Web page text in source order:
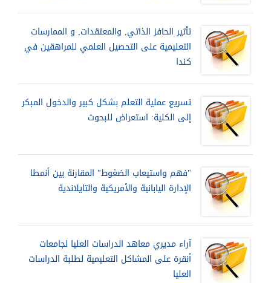
تأثير الحافز الذاتي, والمعتقدات, و الممارسات
التعليمية على التحصيل العلمي للمراهقين في
كندا
تسريع عملية التعلم بشكل كبير والدخول المبكر
إلى الكلية: استعراض للبحوث
"فهم واستيعاب الضغوط" المقارنة بين أنمطا
الإدارة اليابانية والأمريكية والتايلاندية
آراء مديري معاهد الدراسات العليا لجامعات
أنقرة على المشاكل التعليمية لطلبة الدراسات
العليا